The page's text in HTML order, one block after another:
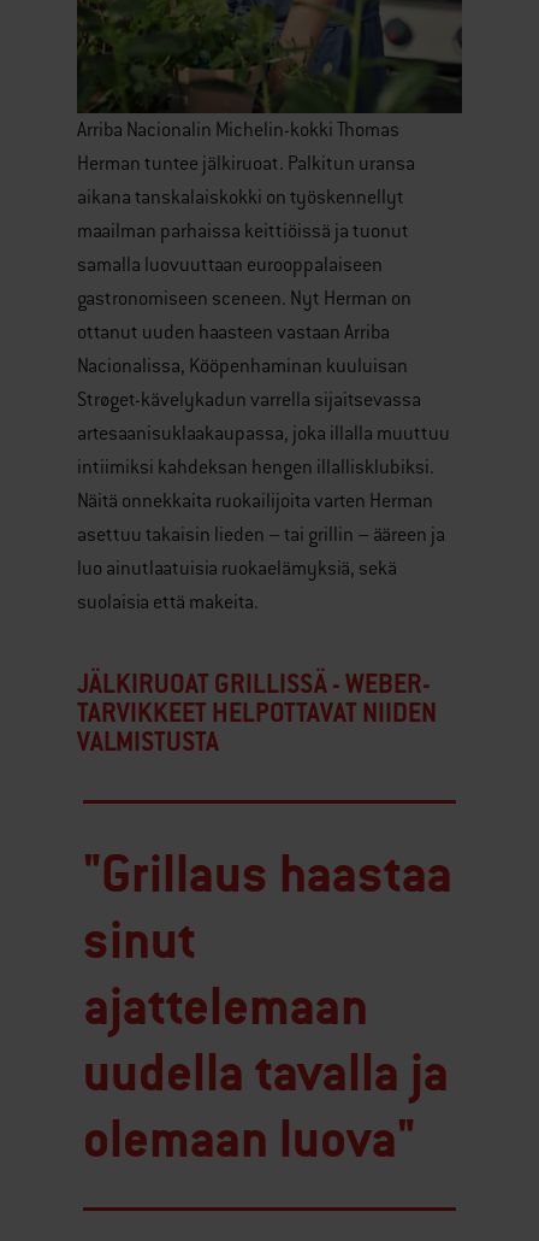
Arriba Nacionalin Michelin-kokki Thomas
Herman tuntee jälkiruoat. Palkitun uransa
aikana tanskalaiskokki on työskennellyt
maailman parhaissa keittiöissä ja tuonut
samalla luovuuttaan eurooppalaiseen
gastronomiseen sceneen. Nyt Herman on
ottanut uuden haasteen vastaan Arriba
Nacionalissa, Kööpenhaminan kuuluisan
Strøget-kävelykadun varrella sijaitsevassa
artesaanisuklaakaupassa, joka illalla muuttuu
intiimiksi kahdeksan hengen illallisklubiksi.
Näitä onnekkaita ruokailijoita varten Herman
asettuu takaisin lieden – tai grillin – ääreen ja
luo ainutlaatuisia ruokaelämyksiä, sekä
suolaisia että makeita.
JÄLKIRUOAT GRILLISSÄ - WEBER-
TARVIKKEET HELPOTTAVAT NIIDEN
VALMISTUSTA
"Grillaus haastaa
sinut
ajattelemaan
uudella tavalla ja
olemaan luova"